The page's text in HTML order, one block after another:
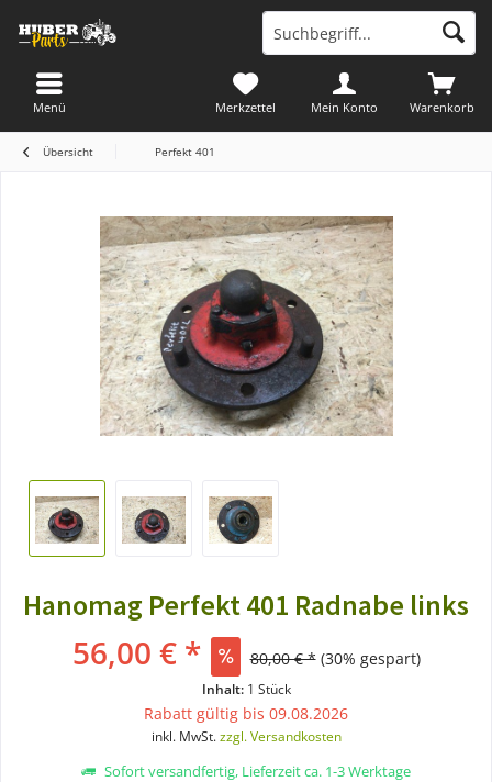
Warenkorb
Merkzettel Mein Konto
Menü
Übersicht Perfekt 401
Hanomag Perfekt 401 Radnabe links
56,00 € * 80,00 € * (30% gespart)
Inhalt: 1 Stück
Rabatt gültig bis 09.08.2026
inkl. MwSt.zzgl. Versandkosten
Sofort versandfertig, Lieferzeit ca. 1-3 Werktage